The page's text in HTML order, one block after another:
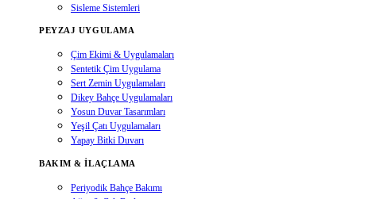
Sisleme Sistemleri
PEYZAJ UYGULAMA
Çim Ekimi & Uygulamaları
Sentetik Çim Uygulama
Sert Zemin Uygulamaları
Dikey Bahçe Uygulamaları
Yosun Duvar Tasarımları
Yeşil Çatı Uygulamaları
Yapay Bitki Duvarı
BAKIM & İLAÇLAMA
Periyodik Bahçe Bakımı